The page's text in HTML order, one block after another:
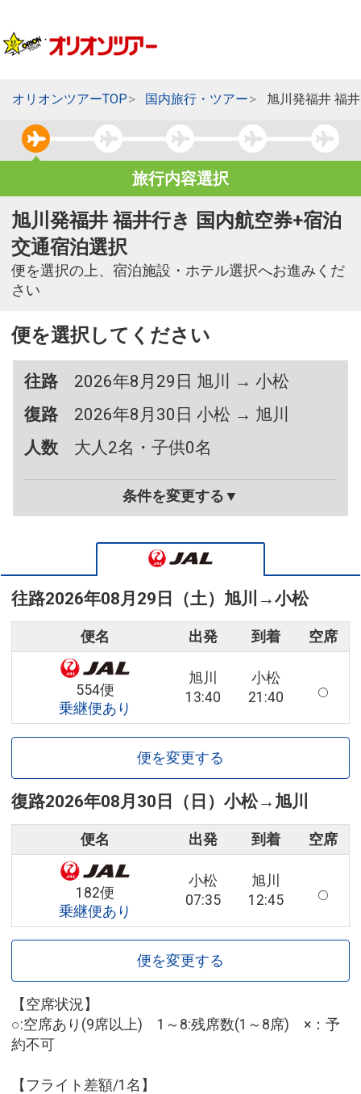
オリオンツアーTOP 国内旅行・ツアー 旭川発福井 福
旅行内容選択
旭川発福井 福井行き 国内航空券+宿泊
交通宿泊選択
便を選択の上、宿泊施設・ホテル選択へお進みくだ
さい
便を選択してください
往路
2026年8月29日 旭川 → 小松
復路
2026年8月30日 小松 → 旭川
人数
大人2名・子供0名
条件を変更する▼
往路2026年08月29日（土） 旭川 →小松
便名 出発 到着 空席
554便
乗継便あり
旭川
13:40
小松
21:40
便を変更する
復路2026年08月30日（日） 小松→ 旭川
便名 出発 到着 空席
182便
乗継便あり
小松
07:35
旭川
12:45
便を変更する
【空席状況】
○:空席あり(9席以上) 1～8:残席数(1～8席) ×：予
約不可
【フライト差額/1名】